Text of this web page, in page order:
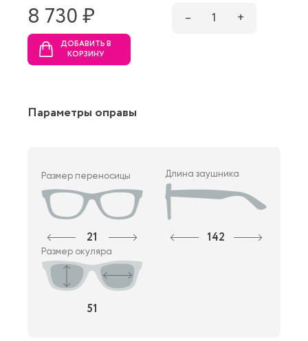
8 730 ₷ – 1 +
ДОБАВИТЬ В
КОРЗИНУ
Параметры оправы
Размер переносицы
21
Длина заушника
142
Размер окуляра
51